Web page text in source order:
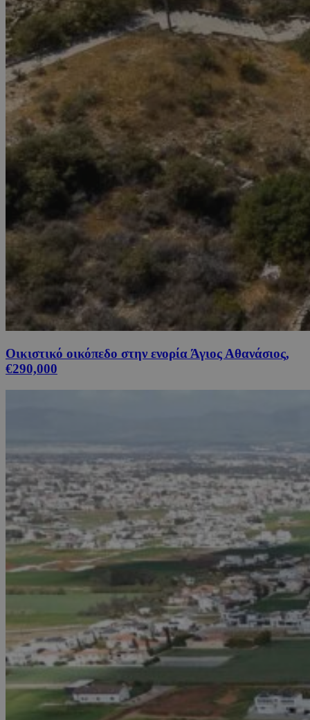
Οικιστικό οικόπεδο στην ενορία Άγιος Αθανάσιος,
€290,000